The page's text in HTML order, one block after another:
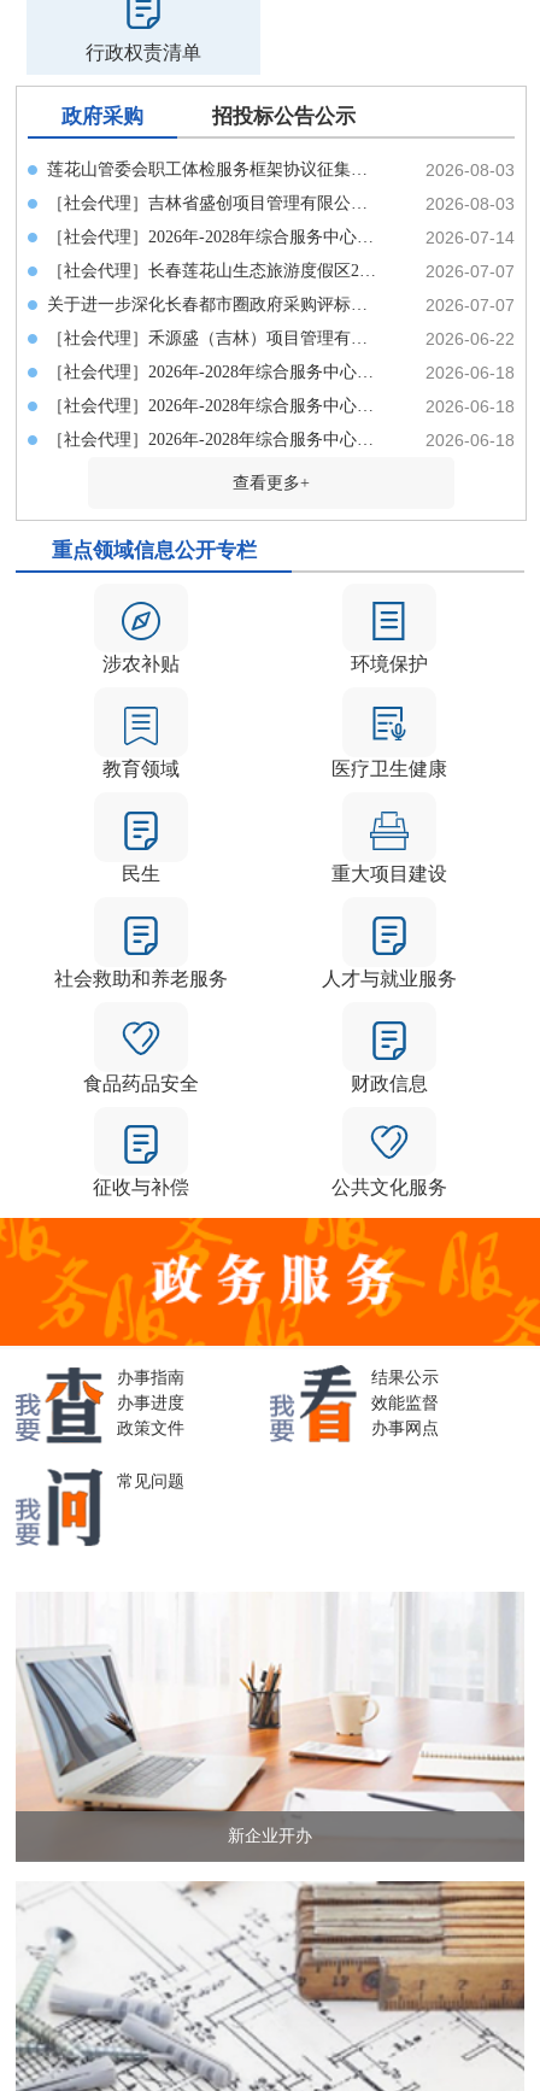
行政权责清单
政府采购 招投标公告公示
莲花山管委会职工体检服务框架协议征集的框架协议公告 2026-08-03
［社会代理］吉林省盛创项目管理有限公司关于长春莲花山生态旅游度假区新媒体... 2026-08-03
［社会代理］2026年-2028年综合服务中心物业服务委托项目中标（成交）结果公告 2026-07-14
［社会代理］长春莲花山生态旅游度假区2026年建设占用耕地耕作层土壤剥离实施... 2026-07-07
关于进一步深化长春都市圈政府采购评标场地共享共用及跨区交易工作的通知 2026-07-07
［社会代理］禾源盛（吉林）项目管理有限公司关于长春莲花山生态旅游度假区202... 2026-06-22
［社会代理］2026年-2028年综合服务中心物业服务委托项目招标公告 2026-06-18
［社会代理］2026年-2028年综合服务中心物业服务委托项目招标公告 2026-06-18
［社会代理］2026年-2028年综合服务中心物业服务委托项目招标公告 2026-06-18
查看更多+
重点领域信息公开专栏
涉农补贴 环境保护
教育领域 医疗卫生健康
民生 重大项目建设
社会救助和养老服务 人才与就业服务
食品药品安全 财政信息
征收与补偿 公共文化服务
办事指南
办事进度
政策文件
结果公示
效能监督
办事网点
常见问题
新企业开办